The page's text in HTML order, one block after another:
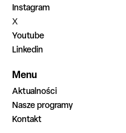
Instagram
X
Youtube
Linkedin
Menu
Aktualności
Nasze programy
Kontakt